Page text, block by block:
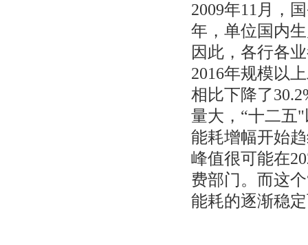
2009年11月，
年，单位国内
因此，各行各
2016年规模以
相比下降了
量大，“十二五
能耗增幅开始
峰值很可能在
费部门。而这
能耗的逐渐稳